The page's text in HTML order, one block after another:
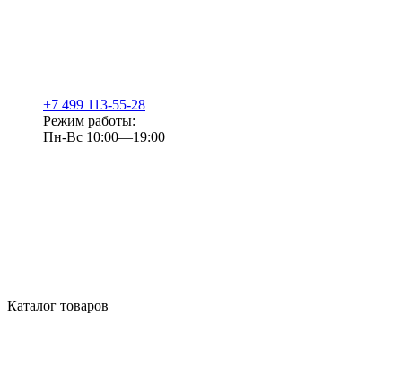
+7 499 113-55-28
Режим работы:
Пн-Вс 10:00—19:00
Каталог товаров